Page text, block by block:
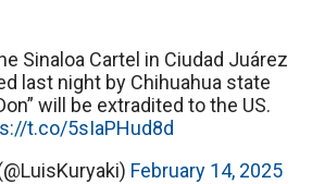
Sinaloa Cartel in Ciudad Juárez
last night by Chihuahua state
will be extradited to the US.
t.co/5sIaPHud8d
February 14, 2025